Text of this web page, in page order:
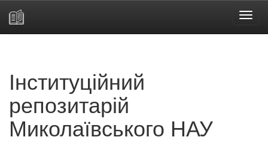
Інституційний
репозитарій
Миколаївського НАУ